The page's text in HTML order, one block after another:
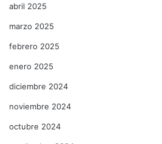
abril 2025
marzo 2025
febrero 2025
enero 2025
diciembre 2024
noviembre 2024
octubre 2024